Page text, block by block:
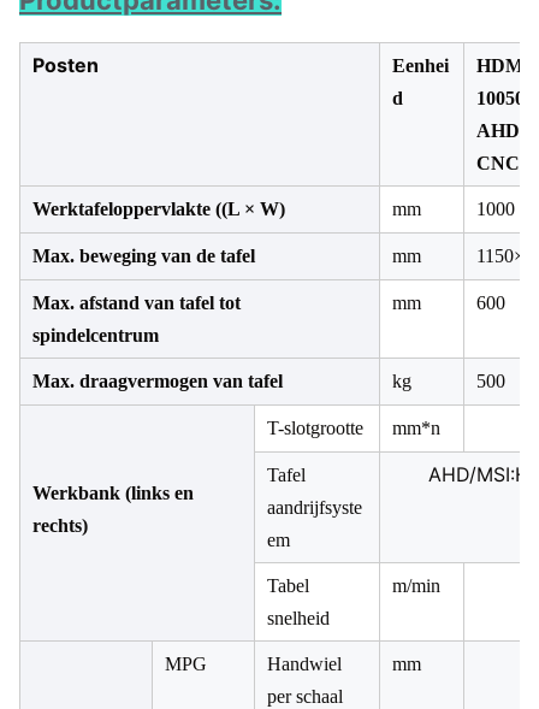
Posten
Eenhei
d
HDM-
10050
AHD/
CNC
Werktafeloppervlakte ((L × W) mm 1000 ×
Max. beweging van de tafel mm
Max. afstand van tafel tot
spindelcentrum
mm 600
Max. draagvermogen van tafel kg 500
Werkbank (links en
rechts)
T-slotgrootte mm*n
Tafel
aandrijfsyste
em
AHD/
Tabel
snelheid
m/min
MPG
Handwiel
per schaal
mm